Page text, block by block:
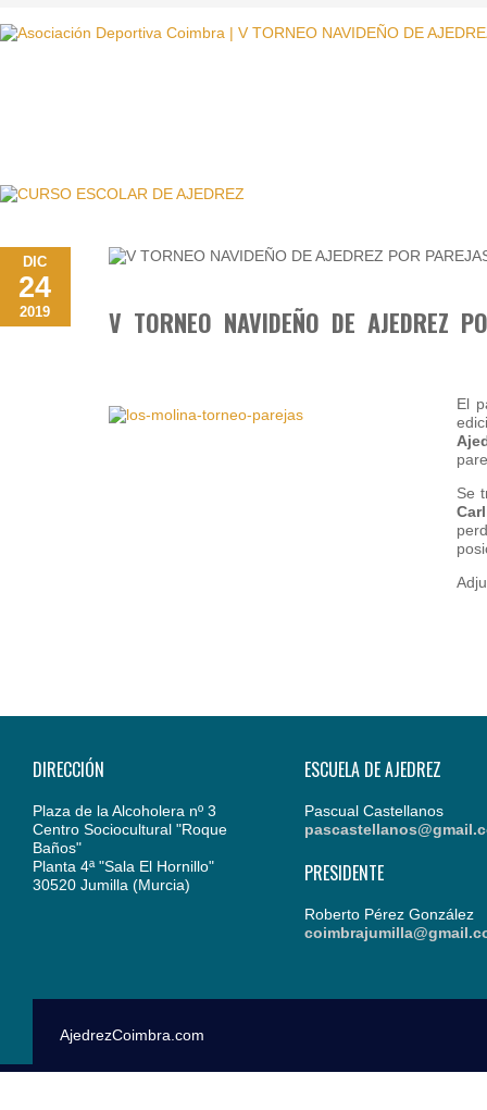
DIC
24
2019 V TORNEO NAVIDEÑO DE AJEDREZ
El
Se
DIRECCIÓN
Plaza de la Alcoholera nº 3
Centro Sociocultural "Roque
Baños"
Planta 4ª "Sala El Hornillo"
30520 Jumilla (Murcia)
ESCUELA DE AJEDREZ
Pascual Castellanos
PRESIDENTE
Roberto Pérez González
AjedrezCoimbra.com